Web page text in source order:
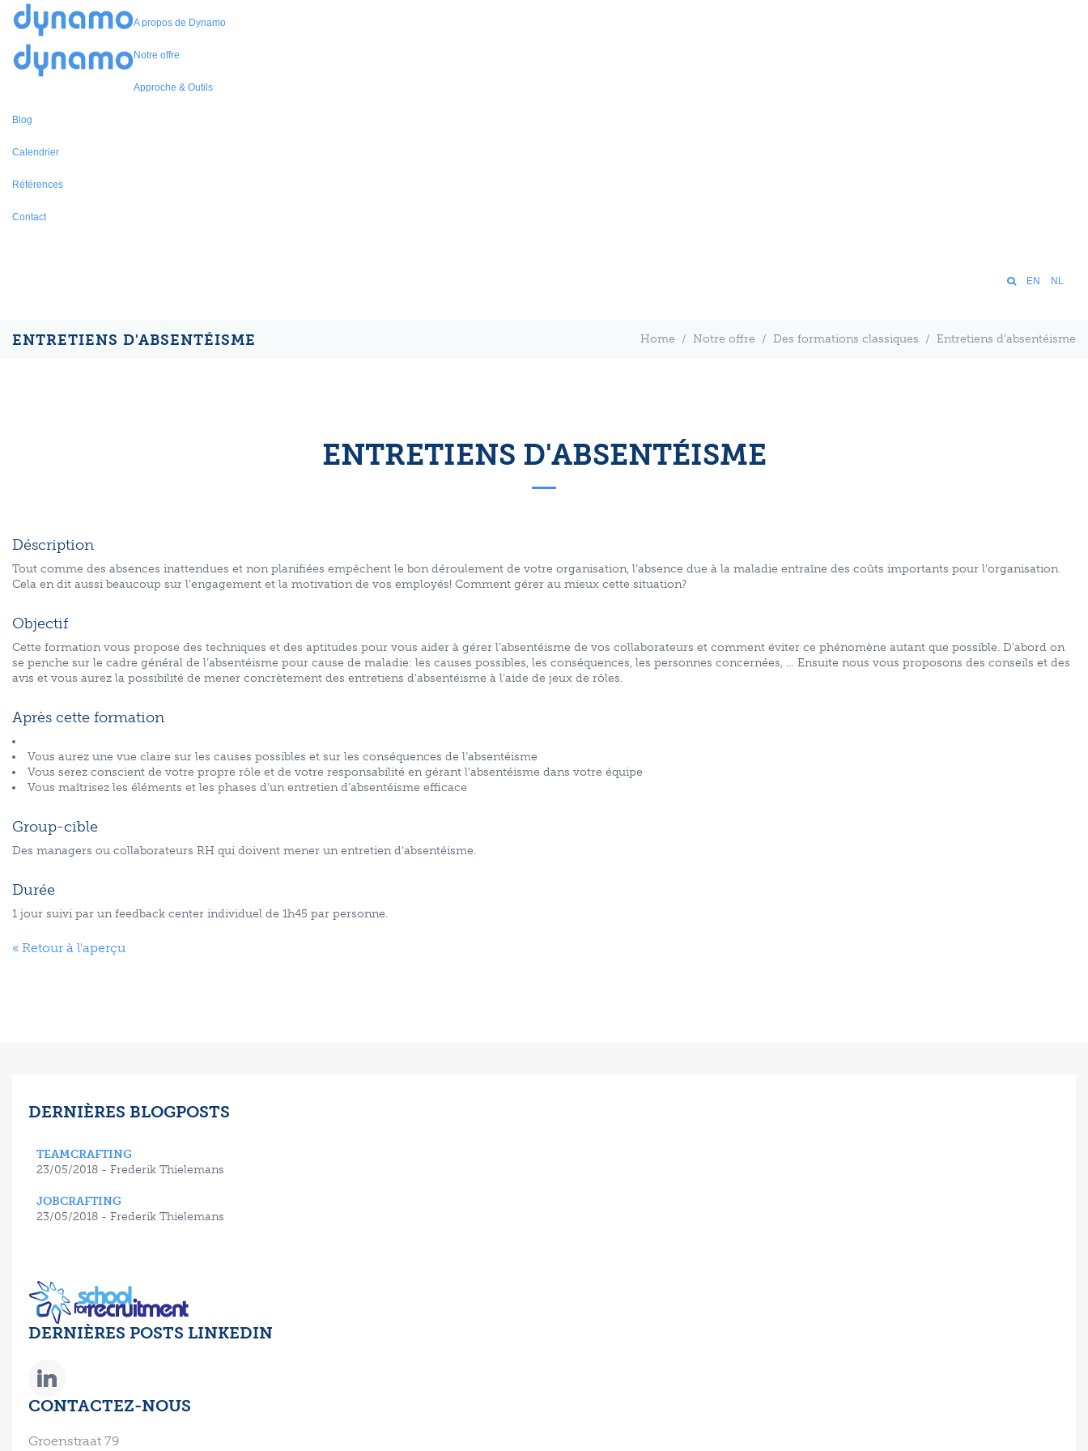
A propos de Dynamo
Notre offre
Approche & Outils
Blog
Calendrier
Références
Contact
EN NL
ENTRETIENS D'ABSENTÉISME Home / Notre offre / Des formations classiques / Entretiens d'absentéisme
ENTRETIENS D'ABSENTÉISME
Déscription
Tout comme des absences inattendues et non planifiées empêchent le bon déroulement de votre organisation, l’absence due à la maladie entraîne des coûts importants pour l’organisation.
Cela en dit aussi beaucoup sur l’engagement et la motivation de vos employés! Comment gérer au mieux cette situation?
Objectif
Cette formation vous propose des techniques et des aptitudes pour vous aider à gérer l’absentéisme de vos collaborateurs et comment éviter ce phénomène autant que possible. D’abord on
se penche sur le cadre général de l’absentéisme pour cause de maladie: les causes possibles, les conséquences, les personnes concernées, … Ensuite nous vous proposons des conseils et des
avis et vous aurez la possibilité de mener concrètement des entretiens d’absentéisme à l’aide de jeux de rôles.
Après cette formation
Vous aurez une vue claire sur les causes possibles et sur les conséquences de l’absentéisme
Vous serez conscient de votre propre rôle et de votre responsabilité en gérant l’absentéisme dans votre équipe
Vous maîtrisez les éléments et les phases d’un entretien d’absentéisme efficace
Group-cible
Des managers ou collaborateurs RH qui doivent mener un entretien d’absentéisme.
Durée
1 jour suivi par un feedback center individuel de 1h45 par personne.
« Retour à l'aperçu
DERNIÈRES BLOGPOSTS
TEAMCRAFTING
23/05/2018 - Frederik Thielemans
JOBCRAFTING
23/05/2018 - Frederik Thielemans
DERNIÈRES POSTS LINKEDIN
CONTACTEZ-NOUS
Groenstraat 79